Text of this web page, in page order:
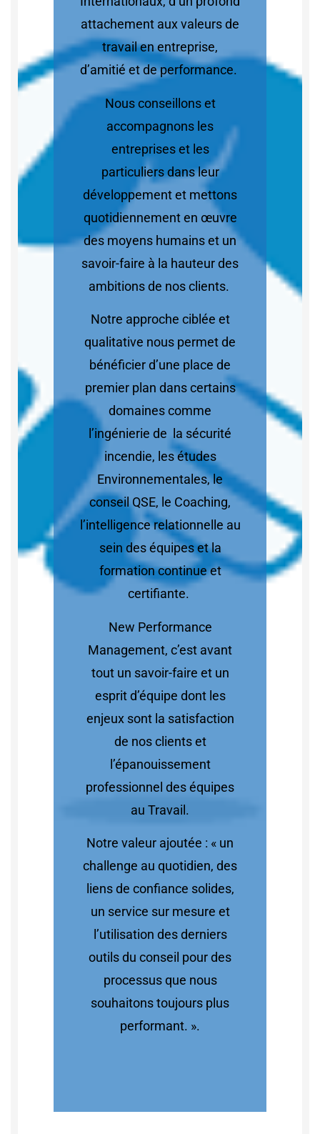
attachement aux valeurs de
travail en entreprise,
d’amitié et de performance.
Nous conseillons et
accompagnons les
entreprises et les
particuliers dans leur
développement et mettons
quotidiennement en œuvre
des moyens humains et un
savoir-faire à la hauteur des
ambitions de nos clients.
Notre approche ciblée et
qualitative nous permet de
bénéficier d’une place de
premier plan dans certains
domaines comme
l’ingénierie de la sécurité
incendie, les études
Environnementales, le
conseil QSE, le Coaching,
l’intelligence relationnelle au
sein des équipes et la
formation continue et
certifiante.
New Performance
Management, c’est avant
tout un savoir-faire et un
esprit d’équipe dont les
enjeux sont la satisfaction
de nos clients et
l’épanouissement
professionnel des équipes
au Travail.
Notre valeur ajoutée : « un
challenge au quotidien, des
liens de confiance solides,
un service sur mesure et
l’utilisation des derniers
outils du conseil pour des
processus que nous
souhaitons toujours plus
performant. ».